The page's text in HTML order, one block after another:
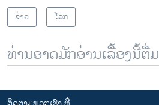
ຂ່າວ
ໂລກ
ທ່ານອາດມັກອ່ານເລື້ອງນີ້ຕື່ມ